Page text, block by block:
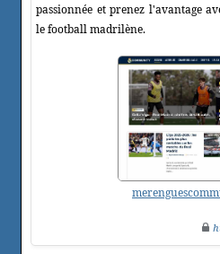
passionnée et prenez l'avantage
le football madrilène.